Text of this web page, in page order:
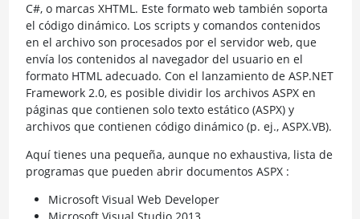
C#, o marcas XHTML. Este formato web también soporta
el código dinámico. Los scripts y comandos contenidos
en el archivo son procesados por el servidor web, que
envía los contenidos al navegador del usuario en el
formato HTML adecuado. Con el lanzamiento de ASP.NET
Framework 2.0, es posible dividir los archivos ASPX en
páginas que contienen solo texto estático (ASPX) y
archivos que contienen código dinámico (p. ej., ASPX.VB).
Aquí tienes una pequeña, aunque no exhaustiva, lista de
programas que pueden abrir documentos ASPX :
Microsoft Visual Web Developer